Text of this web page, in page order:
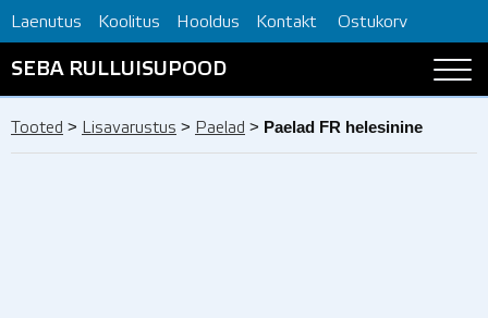
Laenutus Koolitus Hooldus Kontakt Ostukorv
SEBA RULLUISUPOOD
Tooted > Lisavarustus > Paelad > Paelad FR helesinine